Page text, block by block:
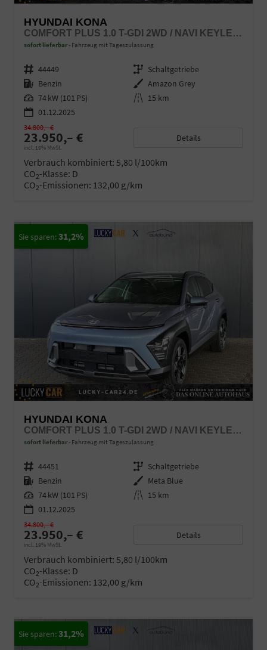
HYUNDAI KONA
COMFORT PLUS 1.0 T-GDI 2WD / NAVI KEYLESS 360° KAM./ SITZ + LENKRADHEIZ. LED ALU 18"
sofort lieferbar Fahrzeug mit Tageszulassung
Fahrzeugnr. 44449 Getriebe Schaltgetriebe
Kraftstoff Benzin Außenfarbe Amazon Grey
Leistung 74 kW (101 PS) Kilometerstand 15 km
01.12.2025
23.950,– €
incl. 19% MwSt.
34.800,– €
Details
Verbrauch kombiniert: 5,80 l/100km
CO2-Klasse: D
CO2-Emissionen: 132,00 g/km
31,2%
HYUNDAI KONA
COMFORT PLUS 1.0 T-GDI 2WD / NAVI KEYLESS 360° KAM./ SITZ + LENKRADHEIZ. LED ALU 18"
sofort lieferbar Fahrzeug mit Tageszulassung
Fahrzeugnr. 44451 Getriebe Schaltgetriebe
Kraftstoff Benzin Außenfarbe Meta Blue
Leistung 74 kW (101 PS) Kilometerstand 15 km
01.12.2025
23.950,– €
incl. 19% MwSt.
34.800,– €
Details
Verbrauch kombiniert: 5,80 l/100km
CO2-Klasse: D
CO2-Emissionen: 132,00 g/km
31,2%